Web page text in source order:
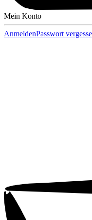
Mein Konto
AnmeldenPasswort